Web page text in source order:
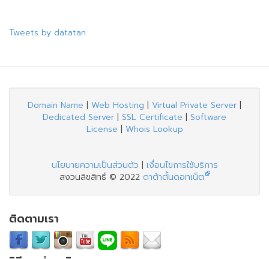
Tweets by datatan
Domain Name | Web Hosting | Virtual Private Server |
Dedicated Server | SSL Certificate | Software
License | Whois Lookup
นโยบายความเป็นส่วนตัว | เงื่อนไขการใช้บริการ
สงวนลิขสิทธิ์ © 2022 ดาต้าตั้นดอทเน็ต
ติดตามเรา